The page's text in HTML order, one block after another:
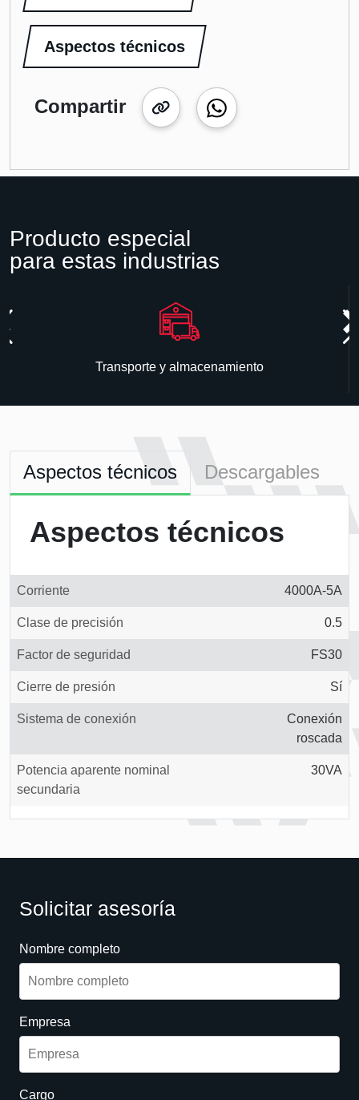
Aspectos técnicos
Compartir
Producto especial
para estas industrias
Transporte y almacenamiento
Aspectos técnicos Descargables
Aspectos técnicos
Corriente 4000A-5A
Clase de precisión 0.5
Factor de seguridad FS30
Cierre de presión Sí
Sistema de conexión
Conexión
roscada
Potencia aparente nominal
secundaria
30VA
Solicitar asesoría
Nombre completo
Empresa
Cargo